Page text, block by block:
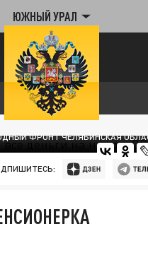
ЮЖНЫЙ УРАЛ
ФРОНТ ЧЕЛЯБИНСКАЯ